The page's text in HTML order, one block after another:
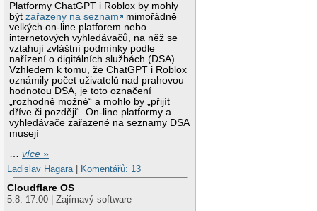
Platformy ChatGPT i Roblox by mohly
býtzařazeny na seznam
mimořádně
velkých on-line platforem nebo
internetových vyhledávačů, na něž se
vztahují zvláštní podmínky podle
nařízení o digitálních službách (DSA).
Vzhledem k tomu, že ChatGPT i Roblox
oznámily počet uživatelů nad prahovou
hodnotou DSA, je toto označení
„rozhodně možné“ a mohlo by „přijít
dříve či později“. On-line platformy a
vyhledávače zařazené na seznamy DSA
musejí
…více »
Ladislav Hagara| Komentářů: 13
Cloudflare OS
5.8. 17:00 | Zajímavý software